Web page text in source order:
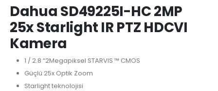
Dahua SD49225I-HC 2MP
25x Starlight IR PTZ HDCVI
Kamera
1 / 2.8 “2Megapiksel STARVIS ™ CMOS
Güçlü 25x Optik Zoom
Starlight teknolojisi